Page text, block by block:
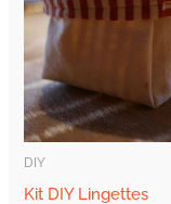
DIY
Kit DIY Lingettes